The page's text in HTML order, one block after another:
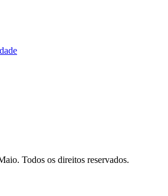
Todos os direitos reservados.